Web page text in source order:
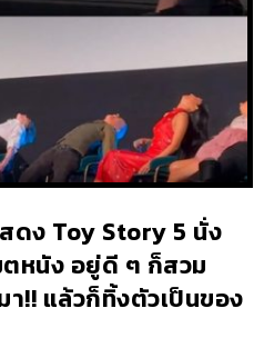
ดง Toy Story 5 นั่ง
หนัง อยู่ดี ๆ ก็สวม
!! แล้วก็ทิ้งตัวเป็นของ